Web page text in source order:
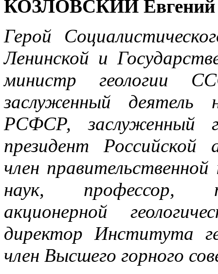
КОЗЛОВСКИЙ Евгений
Герой
Ленинской и
министр геологии
заслуженный деятель
РСФСР, заслуженный
президент Российской
член
наук, профессор,
акционерной
директор Института
член Высшего горного